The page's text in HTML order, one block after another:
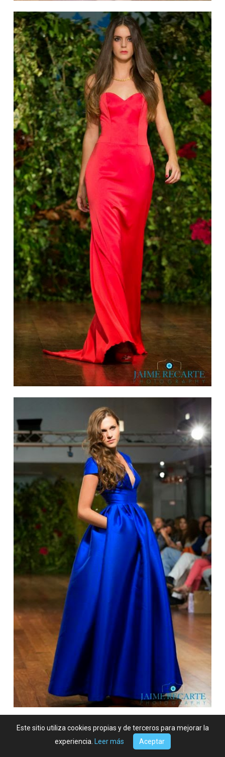
Este sitio utiliza cookies propias y de terceros para mejorar la
experiencia.
Leer más Aceptar